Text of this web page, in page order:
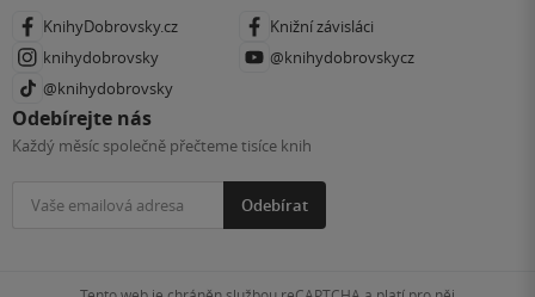
KnihyDobrovsky.cz
Knižní závisláci
knihydobrovsky
@knihydobrovskycz
@knihydobrovsky
Odebírejte nás
Každý měsíc společně přečteme tisíce knih
Odebírat